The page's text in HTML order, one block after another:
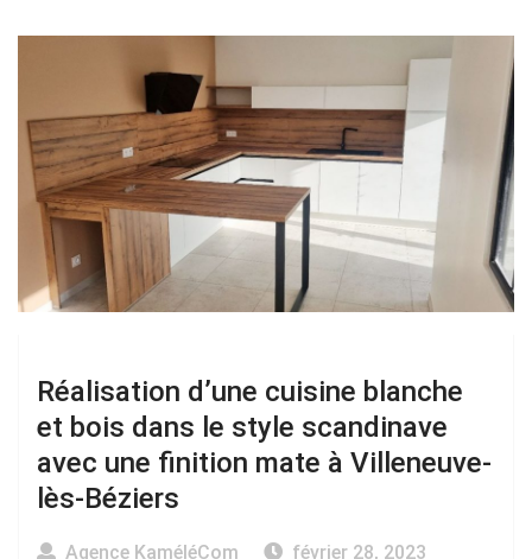
Réalisation d’une cuisine blanche
et bois dans le style scandinave
avec une finition mate à Villeneuve-
lès-Béziers
Agence KaméléCom
février 28, 2023